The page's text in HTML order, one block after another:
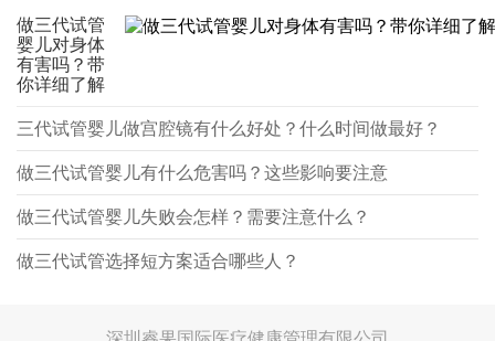
做三代试管
婴儿对身体
有害吗？带
你详细了解
三代试管婴儿做宫腔镜有什么好处？什么时间做最好？
做三代试管婴儿有什么危害吗？这些影响要注意
做三代试管婴儿失败会怎样？需要注意什么？
做三代试管选择短方案适合哪些人？